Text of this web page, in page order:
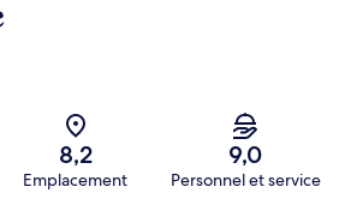
8,2
Emplacement
9,0
Personnel et service